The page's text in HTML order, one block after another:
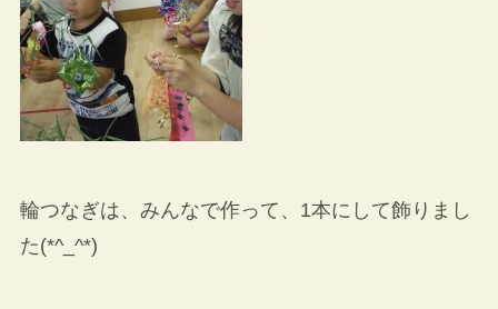
輪つなぎは、みんなで作って、1本にして飾りまし
た(*^_^*)